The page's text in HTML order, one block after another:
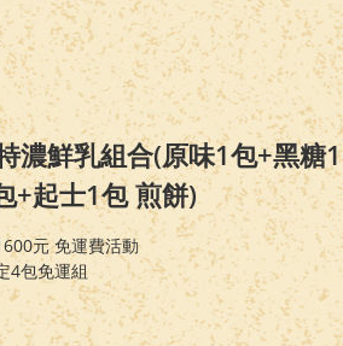
濃鮮乳組合(原味1包+黑糖1
+起士1包 煎餅)
元 免運費活動
4包免運組